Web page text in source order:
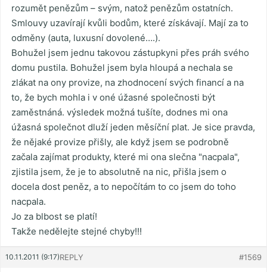
rozumět penězům – svým, natož penězům ostatních.
Smlouvy uzavírají kvůli bodům, které získávají. Mají za to
odměny (auta, luxusní dovolené….).
Bohužel jsem jednu takovou zástupkyni přes práh svého
domu pustila. Bohužel jsem byla hloupá a nechala se
zlákat na ony provize, na zhodnocení svých financí a na
to, že bych mohla i v oné úžasné společnosti být
zaměstnáná. výsledek možná tušíte, dodnes mi ona
úžasná společnot dluží jeden měsíční plat. Je sice pravda,
že nějaké provize přišly, ale když jsem se podrobně
začala zajímat produkty, které mi ona slečna "nacpala",
zjistila jsem, že je to absolutně na nic, přišla jsem o
docela dost peněz, a to nepočítám to co jsem do toho
nacpala.
Jo za blbost se platí!
Takže nedělejte stejné chyby!!!
10.11.2011 (9:17) #1569
REPLY